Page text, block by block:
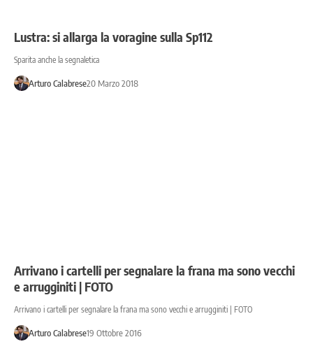
Lustra: si allarga la voragine sulla Sp112
Sparita anche la segnaletica
Arturo Calabrese20 Marzo 2018
Arrivano i cartelli per segnalare la frana ma sono vecchi
e arrugginiti | FOTO
Arrivano i cartelli per segnalare la frana ma sono vecchi e arrugginiti | FOTO
Arturo Calabrese19 Ottobre 2016